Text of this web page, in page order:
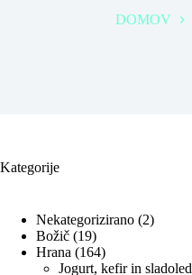
DOMOV
Kategorije
Nekategorizirano 22
Božič 1919
izdelkov
Hrana 164164
izdelkov
Jogurt, kefir in sladoled